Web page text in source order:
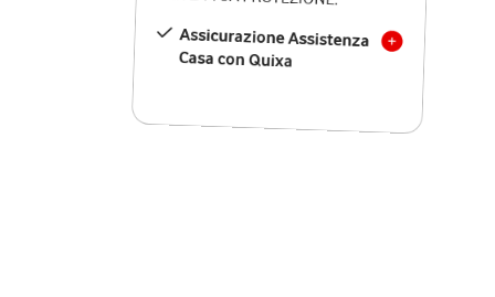
Assicurazione Assistenza
Casa con Quixa